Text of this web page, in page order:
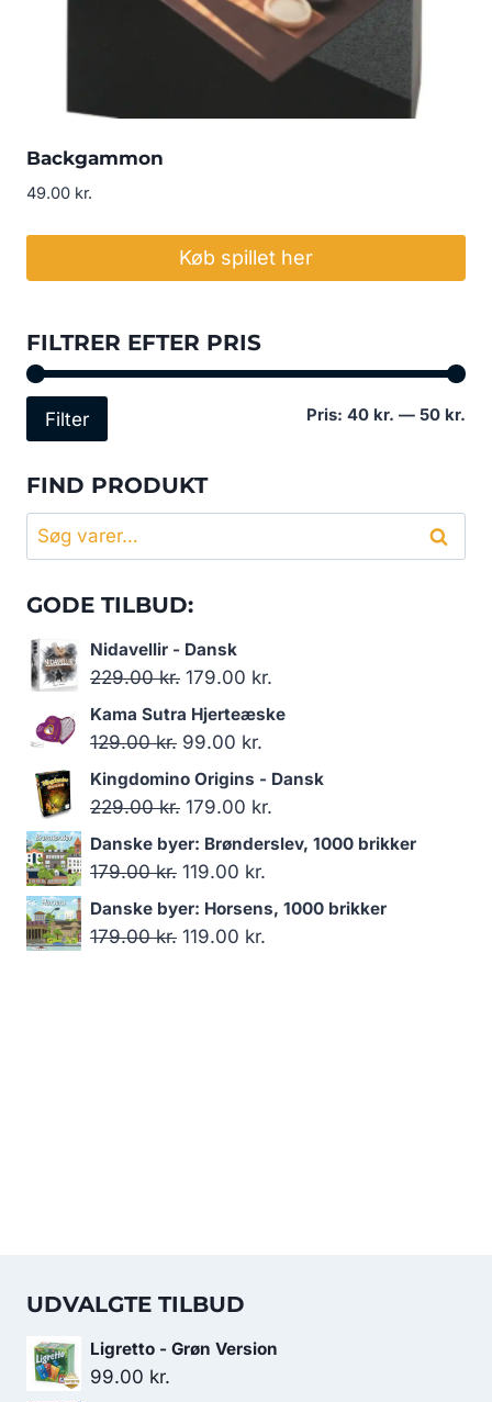
Backgammon
49.00 kr.
Køb spillet her
FILTRER EFTER PRIS
Filter Pris: 40 kr. — 50 kr.
FIND PRODUKT
Søg
efter:
Søg
GODE TILBUD:
Nidavellir - Dansk
229.00kr. Den
oprindelige
pris
229.00 kr..
179.00 kr.
aktuelle
Kama Sutra Hjerteæske
129.00kr. Den
oprindelige
pris
129.00 kr..
99.00 kr.
aktuelle
pris
99.00 kr..
Kingdomino Origins - Dansk
229.00kr. Den
oprindelige
pris
229.00 kr..
179.00 kr.
aktuelle
179.00 kr..
Danske byer: Brønderslev, 1000 brikker
179.00kr. Den
oprindelige
pris
119.00 kr.
aktuelle
Danske byer: Horsens, 1000 brikker
179.00kr. Den
119.00 kr.
UDVALGTE TILBUD
Ligretto - Grøn Version
99.00 kr.